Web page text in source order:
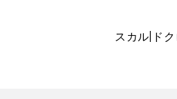
スカル|ド